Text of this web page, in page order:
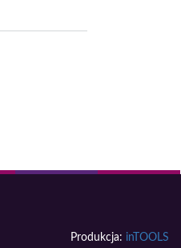
Produkcja: inTOOLS